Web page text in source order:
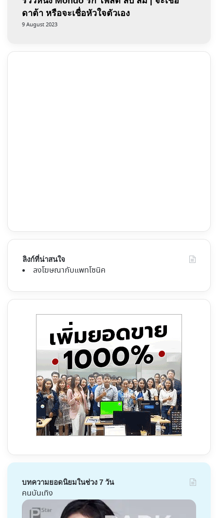
ดาต้า หรือจะเชื่อหัวใจตัวเอง
9 August 2023
ลิงก์ที่น่าสนใจ
ลงโฆษณากับแพทโซนิค
บทความยอดนิยมในช่วง 7 วัน
คนบันเทิง